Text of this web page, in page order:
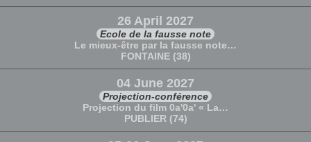
26 April 2027
Ecole de la fausse note
Le mieux-être par la fausse note…
FONTAINE (38)
04 June 2027
Projection-conférence
Projection du film 0a'0a' « La…
PUBLIER (74)